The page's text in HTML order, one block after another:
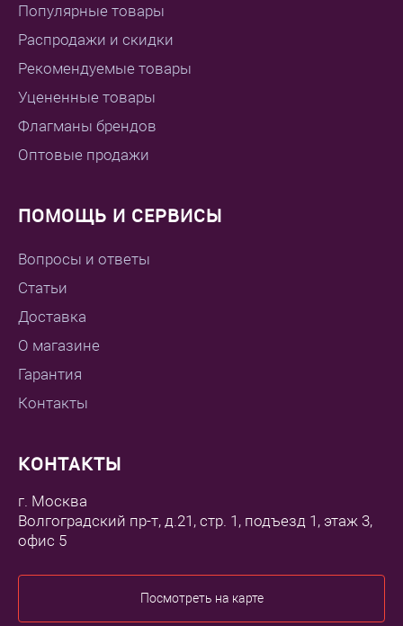
Популярные товары
Распродажи и скидки
Рекомендуемые товары
Уцененные товары
Флагманы брендов
Оптовые продажи
ПОМОЩЬ И СЕРВИСЫ
Вопросы и ответы
Статьи
Доставка
О магазине
Гарантия
Контакты
КОНТАКТЫ
г. Москва
Волгоградский пр-т, д.21, стр. 1, подъезд 1, этаж 3,
офис 5
Посмотреть на карте